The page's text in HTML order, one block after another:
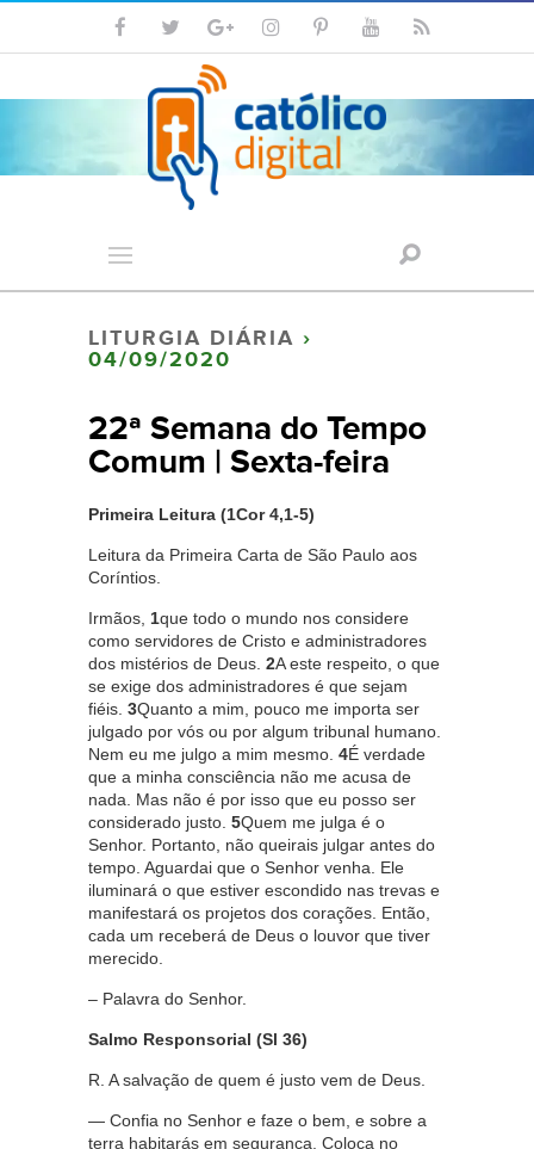
LITURGIA DIÁRIA ›
04/09/2020
22ª Semana do Tempo
Comum | Sexta-feira
Primeira Leitura (1Cor 4,1-5)
Leitura da Primeira Carta de São Paulo aos
Coríntios.
Irmãos, 1que todo o mundo nos considere
como servidores de Cristo e administradores
dos mistérios de Deus. 2A este respeito, o que
se exige dos administradores é que sejam
fiéis. 3Quanto a mim, pouco me importa ser
julgado por vós ou por algum tribunal humano.
Nem eu me julgo a mim mesmo. 4É verdade
que a minha consciência não me acusa de
nada. Mas não é por isso que eu posso ser
considerado justo. 5Quem me julga é o
Senhor. Portanto, não queirais julgar antes do
tempo. Aguardai que o Senhor venha. Ele
iluminará o que estiver escondido nas trevas e
manifestará os projetos dos corações. Então,
cada um receberá de Deus o louvor que tiver
merecido.
– Palavra do Senhor.
Salmo Responsorial (Sl 36)
R. A salvação de quem é justo vem de Deus.
— Confia no Senhor e faze o bem, e sobre a
terra habitarás em segurança. Coloca no